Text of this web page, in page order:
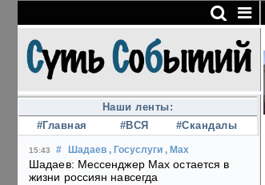
Наши ленты:
#Главная
#ВСЯ #Скандалы
15:43 # Шадаев , Госуслуги , Max
Шадаев: Мессенджер Max остается в
жизни россиян навсегда